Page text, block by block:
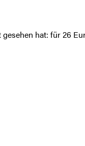
hat: für 26